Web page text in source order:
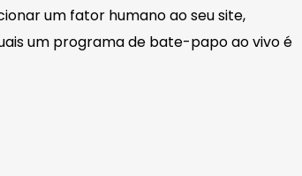
um fator humano ao seu site,
um programa de bate-papo ao vivo é